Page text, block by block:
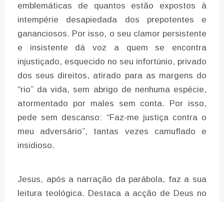
emblemáticas de quantos estão expostos à
intempérie desapiedada dos prepotentes e
gananciosos. Por isso, o seu clamor persistente
e insistente dá voz a quem se encontra
injustiçado, esquecido no seu infortúnio, privado
dos seus direitos, atirado para as margens do
“rio” da vida, sem abrigo de nenhuma espécie,
atormentado por males sem conta. Por isso,
pede sem descanso: “Faz-me justiça contra o
meu adversário”, tantas vezes camuflado e
insidioso.
Jesus, após a narração da parábola, faz a sua
leitura teológica. Destaca a acção de Deus no